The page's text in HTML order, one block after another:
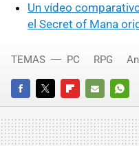
Un vídeo
el Secret of Mana
FACEBOOKTWITTERFLIPBOARD
E-
MAIL
TEMAS PC RPG